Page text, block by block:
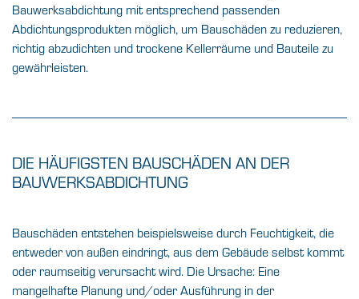
Bauwerksabdichtung mit entsprechend passenden
Abdichtungsprodukten möglich, um Bauschäden zu reduzieren,
richtig abzudichten und trockene Kellerräume und Bauteile zu
gewährleisten.
DIE HÄUFIGSTEN BAUSCHÄDEN AN DER
BAUWERKSABDICHTUNG
Bauschäden entstehen beispielsweise durch Feuchtigkeit, die
entweder von außen eindringt, aus dem Gebäude selbst kommt
oder raumseitig verursacht wird. Die Ursache: Eine
mangelhafte Planung und/oder Ausführung in der